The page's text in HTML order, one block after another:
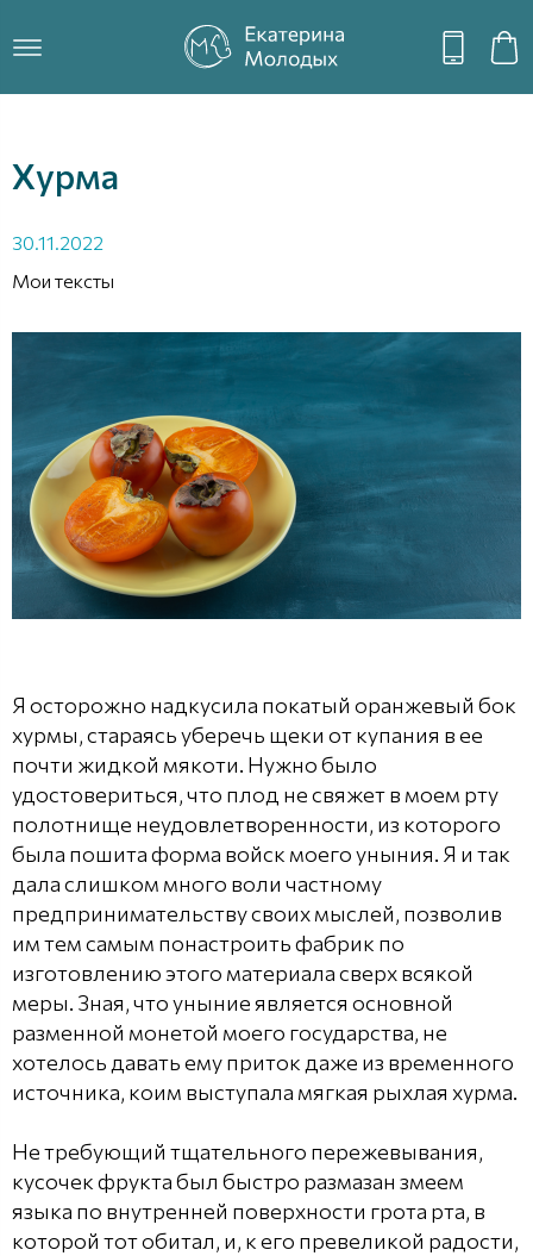
Хурма
30.11.2022
Мои тексты
Я осторожно надкусила покатый оранжевый бок
хурмы, стараясь уберечь щеки от купания в ее
почти жидкой мякоти. Нужно было
удостовериться, что плод не свяжет в моем рту
полотнище неудовлетворенности, из которого
была пошита форма войск моего уныния. Я и так
дала слишком много воли частному
предпринимательству своих мыслей, позволив
им тем самым понастроить фабрик по
изготовлению этого материала сверх всякой
меры. Зная, что уныние является основной
разменной монетой моего государства, не
хотелось давать ему приток даже из временного
источника, коим выступала мягкая рыхлая хурма.
Не требующий тщательного пережевывания,
кусочек фрукта был быстро размазан змеем
языка по внутренней поверхности грота рта, в
которой тот обитал, и, к его превеликой радости,